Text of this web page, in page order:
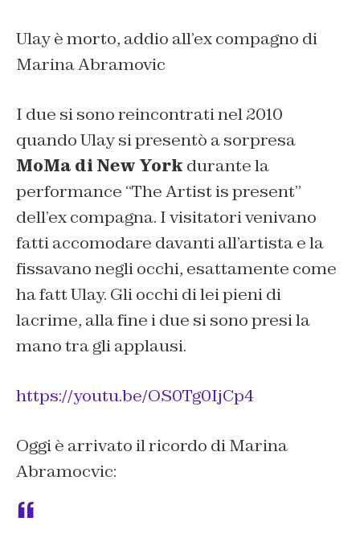
Ulay è morto, addio all’ex compagno di
Marina Abramovic
I due si sono reincontrati nel 2010
quando Ulay si presentò a sorpresa
MoMa di New York durante la
performance “The Artist is present”
dell’ex compagna. I visitatori venivano
fatti accomodare davanti all’artista e la
fissavano negli occhi, esattamente come
ha fatt Ulay. Gli occhi di lei pieni di
lacrime, alla fine i due si sono presi la
mano tra gli applausi.
https://youtu.be/OS0Tg0IjCp4
Oggi è arrivato il ricordo di Marina
Abramocvic: